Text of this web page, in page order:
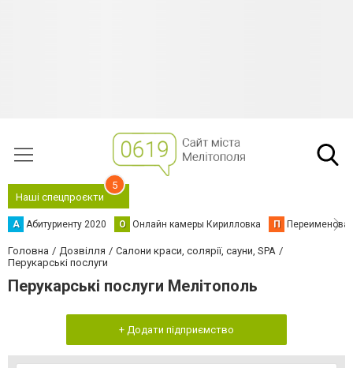
Наші спецпроєкти
5
А Абитуриенту 2020 О Онлайн камеры Кирилловка П
Головна Дозвілля
Салони краси, солярії, сауни, SPA
Перукарські послуги
Перукарські послуги Мелітополь
+ Додати підприємство